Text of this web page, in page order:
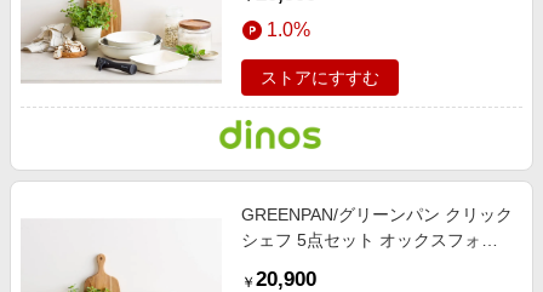
1.0%
ストアにすすむ
GREENPAN/グリーンパン クリック
シェフ 5点セット オックスフォー
￥ 20,900